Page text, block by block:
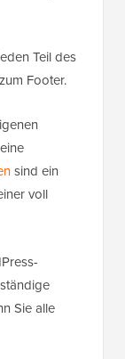
Teil des
Footer.
sind ein
voll
Sie alle